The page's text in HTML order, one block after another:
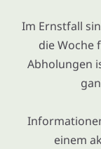
Im Ernstfall
die Woche
Abholungen
einem